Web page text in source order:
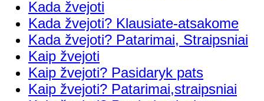
Kada žvejoti
Kada žvejoti? Klausiate-atsakome
Kada žvejoti? Patarimai, Straipsniai
Kaip žvejoti
Kaip žvejoti? Pasidaryk pats
Kaip žvejoti? Patarimai,straipsniai